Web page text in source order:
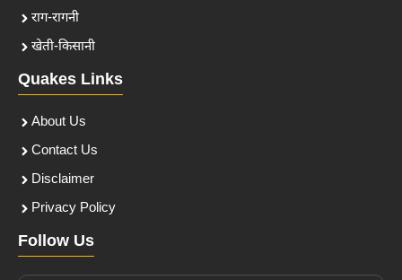
राग-रागनी
खेती-किसानी
Quakes Links
About Us
Contact Us
Disclaimer
Privacy Policy
Follow Us